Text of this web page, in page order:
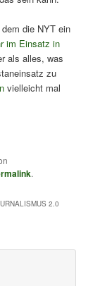
die NYT ein
im Einsatz in
als alles, was
zu
vielleicht mal
.
2.0